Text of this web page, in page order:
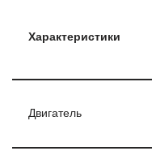
Характеристики
Двигатель